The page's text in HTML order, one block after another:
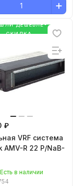
ДЕШЕВЛЕ-
СКИДКА
₽
VRF система
AMV-R 22 P/NaB-
Есть в наличии